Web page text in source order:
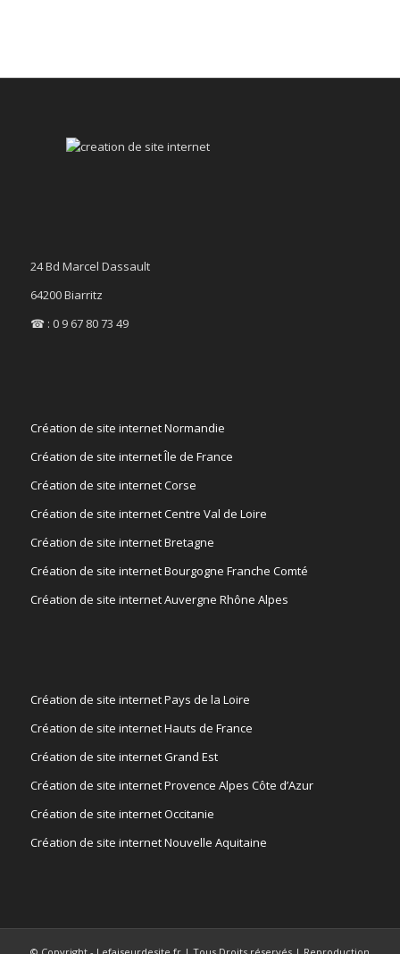
24 Bd Marcel Dassault
64200 Biarritz
☎ : 0 9 67 80 73 49
Création de site internet Normandie
Création de site internet Île de France
Création de site internet Corse
Création de site internet Centre Val de Loire
Création de site internet Bretagne
Création de site internet Bourgogne Franche Comté
Création de site internet Auvergne Rhône Alpes
Création de site internet Pays de la Loire
Création de site internet Hauts de France
Création de site internet Grand Est
Création de site internet Provence Alpes Côte d’Azur
Création de site internet Occitanie
Création de site internet Nouvelle Aquitaine